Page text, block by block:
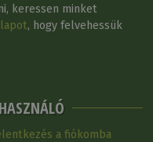
keressen minket
, hogy felvehessük
a fiókomba